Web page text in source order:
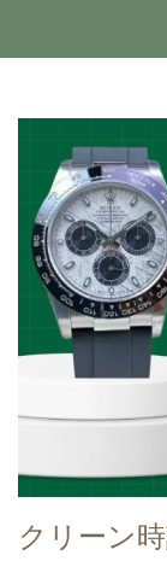
クリーン